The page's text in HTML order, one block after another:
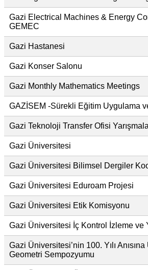
Gazi Electrical Machines & Energy
GEMEC
Gazi Hastanesi
Gazi Konser Salonu
Gazi Monthly Mathematics Meetings
GAZİSEM -Sürekli Eğitim Uygulama
Gazi Teknoloji Transfer Ofisi
Gazi Üniversitesi
Gazi Üniversitesi Bilimsel Dergiler
Gazi Üniversitesi Eduroam Projesi
Gazi Üniversitesi Etik Komisyonu
Gazi Üniversitesi İç Kontrol İzleme ve
Gazi Üniversitesi’nin 100. Yılı
Geometri Sempozyumu